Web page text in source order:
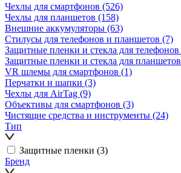
Чехлы для смартфонов (526)
Чехлы для планшетов (158)
Внешние аккумуляторы (63)
Стилусы для телефонов и планшетов (7)
Защитные пленки и стекла для телефонов
Защитные пленки и стекла для планшетов
VR шлемы для смартфонов (1)
Перчатки и шапки (3)
Чехлы для AirTag (9)
Объективы для смартфонов (3)
Чистящие средства и инструменты (24)
Тип
Защитные пленки (3)
Бренд